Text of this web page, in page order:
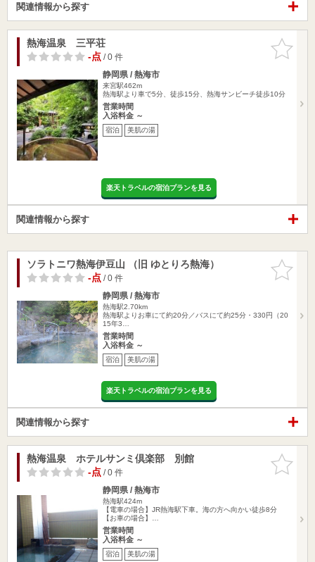
関連情報から探す
お気に入
りに追加
熱海温泉 三平荘
-点/ 0 件
静岡県 / 熱海市
来宮駅462m
熱海駅より車で5分、徒歩15分、熱海サンビーチ徒歩10分
営業時間
入浴料金 ～
宿泊 美肌の湯
楽天トラベルの宿泊プランを見る
関連情報から探す
お気に入
りに追加
ソラトニワ熱海伊豆山 （旧 ゆとりろ熱海）
-点/ 0 件
静岡県 / 熱海市
熱海駅2.70km
熱海駅よりお車にて約20分／バスにて約25分・330円（20
15年3…
営業時間
入浴料金 ～
宿泊 美肌の湯
楽天トラベルの宿泊プランを見る
関連情報から探す
お気に入
りに追加
熱海温泉 ホテルサンミ倶楽部 別館
-点/ 0 件
静岡県 / 熱海市
熱海駅424m
【電車の場合】JR熱海駅下車。海の方へ向かい徒歩8分
【お車の場合】…
営業時間
入浴料金 ～
宿泊 美肌の湯